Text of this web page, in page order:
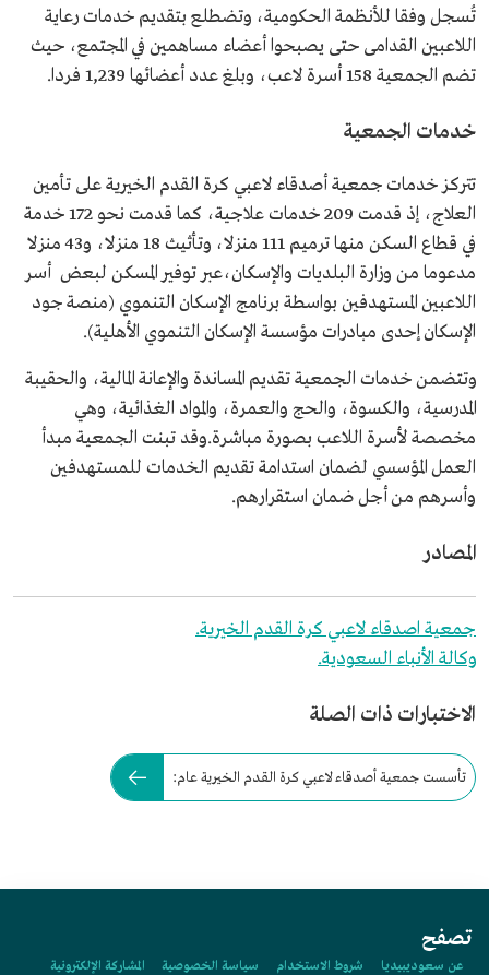
تُسجل وفقا للأنظمة الحكومية، وتضطلع بتقديم خدمات رعاية
اللاعبين القدامى حتى يصبحوا أعضاء مساهمين في المجتمع، حيث
تضم الجمعية 158 أسرة لاعب، وبلغ عدد أعضائها 1,239 فردا.
خدمات الجمعية
تتركز خدمات جمعية أصدقاء لاعبي كرة القدم الخيرية على تأمين
العلاج، إذ قدمت 209 خدمات علاجية، كما قدمت نحو 172 خدمة
في قطاع السكن منها ترميم 111 منزلا، وتأثيث 18 منزلا، و43 منزلا
مدعوما من وزارة البلديات والإسكان،عبر توفير المسكن لبعض أسر
اللاعبين المستهدفين بواسطة برنامج الإسكان التنموي (منصة جود
الإسكان إحدى مبادرات مؤسسة الإسكان التنموي الأهلية).
وتتضمن خدمات الجمعية تقديم المساندة والإعانة المالية، والحقيبة
المدرسية، والكسوة، والحج والعمرة، والمواد الغذائية، وهي
مخصصة لأسرة اللاعب بصورة مباشرة.وقد تبنت الجمعية مبدأ
العمل المؤسسي لضمان استدامة تقديم الخدمات للمستهدفين
وأسرهم من أجل ضمان استقرارهم.
المصادر
جمعية اصدقاء لاعبي كرة القدم الخيرية.
وكالة الأنباء السعودية.
الاختبارات ذات الصلة
تأسست جمعية أصدقاء لاعبي كرة القدم الخيرية عام:
تصفح
عن سعوديبيديا شروط الاستخدام سياسة الخصوصية المشاركة الإلكترونية